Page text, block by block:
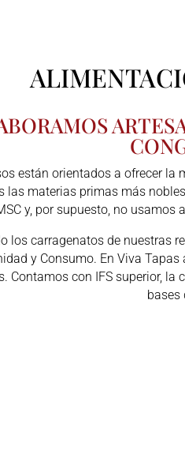
están orientados a ofrecer
las materias primas más
y, por supuesto, no
los carragenatos de nuestras
y Consumo. En Viva
Contamos con IFS superior,
bases